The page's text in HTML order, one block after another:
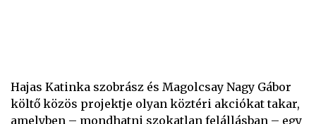
Hajas Katinka szobrász és Magolcsay Nagy Gábor
költő közös projektje olyan köztéri akciókat takar,
amelyben – mondhatni szokatlan felállásban – egy